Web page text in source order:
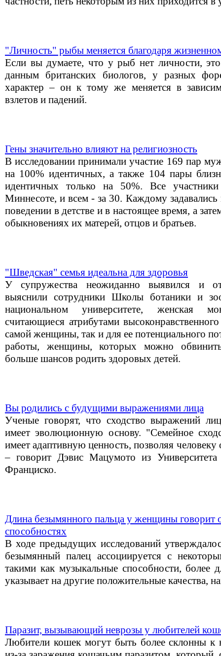
"Личность" рыбы меняется благодаря
Если вы думаете, что у рыб нет личности,
данным британских биологов, у разных
характер – он к тому же меняется в
взлетов и падений.
Гены значительно влияют на религиозность
В исследовании принимали участие 169 пар
на 100% идентичных, а также 104 пары
идентичных только на 50%. Все
Миннесоте, и всем - за 30. Каждому
поведении в детстве и в настоящее время, а
обыкновениях их матерей, отцов и братьев.
"Шведская" семья идеальна для здоровья
У супружества неожиданно выявился и
выяснили сотрудники Школы ботаники и
национальном университете, женская
считающиеся атрибутами
самой женщины, так и для ее потенциального
работы, женщины, которых можно
больше шансов родить здоровых детей.
Вы родились с будущими выражениями лица
Ученые говорят, что сходство выражений
имеет эволюционную основу. "Семейное
имеет адаптивную ценность, позволяя
– говорит Дэвис Мацумото из
Франциско.
Длина безымянного пальца у женщины говорит
способностях
В ходе предыдущих исследований
безымянный палец ассоциируется с
такими как музыкальные способности, более
указывает на другие положительные качества,
Паразит, вызывающий неврозы у любителей
Любители кошек могут быть более склонны к